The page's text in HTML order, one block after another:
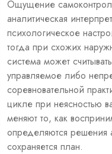
Ощущение
аналитическая
психологическое
тогда при схожих
система может
управляемое либо
соревновательной
цикле при неясностью
меняют то, как
определяются решения
сохраняется план.